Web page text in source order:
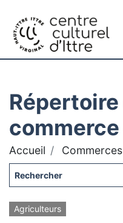
commerce
Accueil Commerces
Agriculteurs